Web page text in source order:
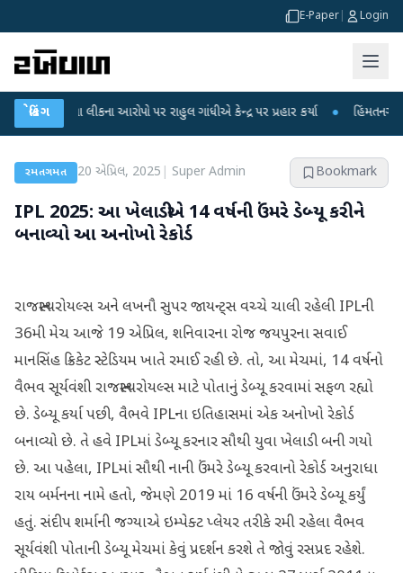
E-Paper Login
બ્રેકિંગ
લીકના આરોપો પર રાહુલ ગાંધીએ કેન્દ્ર પર પ્રહાર કર્યા ● હિંમતનગરમાં
રમતગમત 20 એપ્રિલ, 2025 Super Admin Bookmark
IPL 2025: આ ખેલાડીએ 14 વર્ષની ઉંમરે ડેબ્યૂ કરીને
બનાવ્યો આ અનોખો રેકોર્ડ
રાજસ્થાન રોયલ્સ અને લખનૌ સુપર જાયન્ટ્સ વચ્ચે ચાલી રહેલી IPLની
36મી મેચ આજે 19 એપ્રિલ, શનિવારના રોજ જયપુરના સવાઈ
માનસિંહ ક્રિકેટ સ્ટેડિયમ ખાતે રમાઈ રહી છે. તો, આ મેચમાં, 14 વર્ષનો
વૈભવ સૂર્યવંશી રાજસ્થાન રોયલ્સ માટે પોતાનું ડેબ્યૂ કરવામાં સફળ રહ્યો
છે. ડેબ્યૂ કર્યા પછી, વૈભવે IPLના ઇતિહાસમાં એક અનોખો રેકોર્ડ
બનાવ્યો છે. તે હવે IPLમાં ડેબ્યૂ કરનાર સૌથી યુવા ખેલાડી બની ગયો
છે. આ પહેલા, IPLમાં સૌથી નાની ઉંમરે ડેબ્યૂ કરવાનો રેકોર્ડ અનુરાધા
રાય બર્મનના નામે હતો, જેમણે 2019 માં 16 વર્ષની ઉંમરે ડેબ્યૂ કર્યું
હતું. સંદીપ શર્માની જગ્યાએ ઇમ્પેક્ટ પ્લેયર તરીકે રમી રહેલા વૈભવ
સૂર્યવંશી પોતાની ડેબ્યૂ મેચમાં કેવું પ્રદર્શન કરશે તે જોવું રસપ્રદ રહેશે.